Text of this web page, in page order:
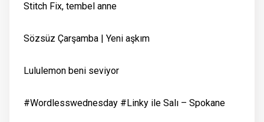
Stitch Fix, tembel anne
Sözsüz Çarşamba | Yeni aşkım
Lululemon beni seviyor
#Wordlesswednesday #Linky ile Salı – Spokane